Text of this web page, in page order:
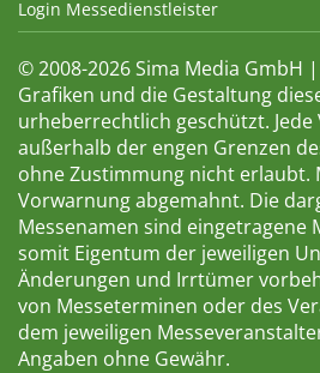
Login Messedienstleister
© 2008-2026 Sima Media GmbH
Grafiken und die Gestaltung
urheberrechtlich geschützt. Jede
außerhalb der engen Grenzen
ohne Zustimmung nicht erlaubt.
Vorwarnung abgemahnt. Die
Messenamen sind eingetragene
somit Eigentum der jeweiligen
Änderungen und Irrtümer
von Messeterminen oder des
dem jeweiligen
Angaben ohne Gewähr.